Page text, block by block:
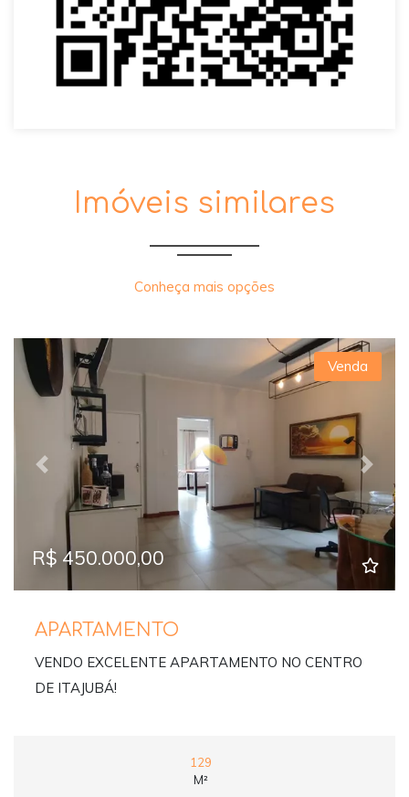
Imóveis similares
Conheça mais opções
Previous Next
Venda
R$ 450.000,00
APARTAMENTO
VENDO EXCELENTE APARTAMENTO NO CENTRO
DE ITAJUBÁ!
129
M²